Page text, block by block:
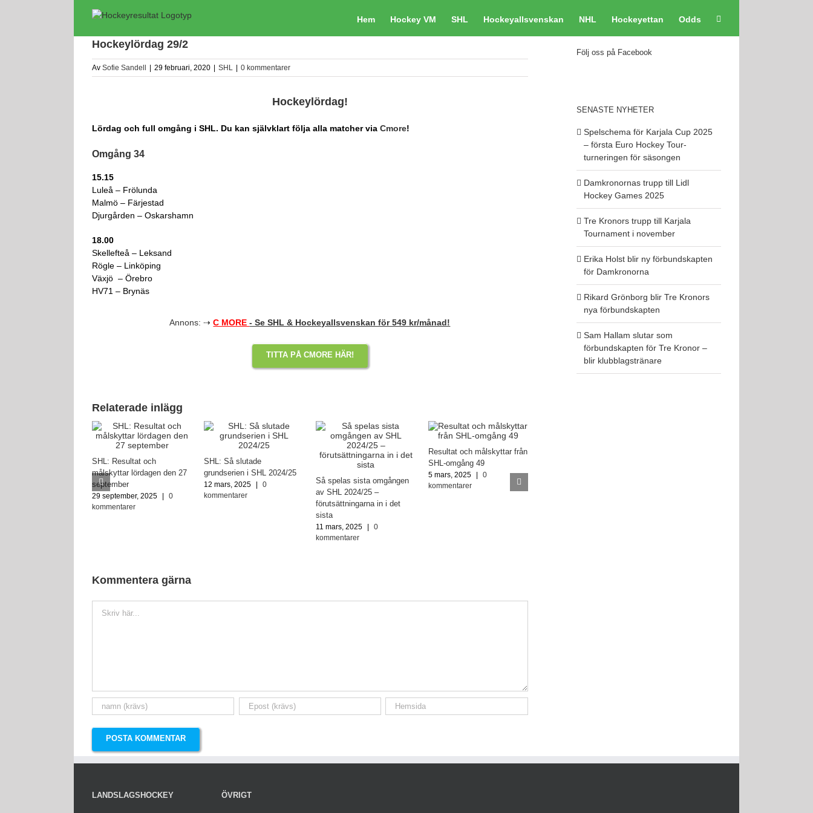
Hem Hockey VM SHL Hockeyallsvenskan NHL Hockeyettan Odds
Hockeylördag 29/2
Av Sofie Sandell 29 februari, 2020 SHL 0 kommentarer
Hockeylördag!
Lördag och full omgång i SHL. Du kan självklart följa alla matcher via Cmore!
Omgång 34
15.15
Luleå – Frölunda
Malmö – Färjestad
Djurgården – Oskarshamn
18.00
Skellefteå – Leksand
Rögle – Linköping
Växjö – Örebro
HV71 – Brynäs
Annons: ⇢C MORE- Se SHL & Hockeyallsvenskan för 549 kr/månad!
TITTA PÅ CMORE HÄR!
Relaterade inlägg
SHL: Resultat och
målskyttar lördagen den 27
september
29 september, 2025
0
kommentarer
SHL: Så slutade
grundserien i SHL 2024/25
12 mars, 2025
0
kommentarer
Så spelas sista omgången
av SHL 2024/25 –
förutsättningarna in i det
sista
11 mars, 2025
0
kommentarer
Resultat och målskyttar från
SHL-omgång 49
5 mars, 2025
0
kommentarer
Kommentera gärna
Följ oss på Facebook
SENASTE NYHETER
Spelschema för Karjala Cup 2025
– första Euro Hockey Tour-
turneringen för säsongen
Damkronornas trupp till Lidl
Hockey Games 2025
Tre Kronors trupp till Karjala
Tournament i november
Erika Holst blir ny förbundskapten
för Damkronorna
Rikard Grönborg blir Tre Kronors
nya förbundskapten
Sam Hallam slutar som
förbundskapten för Tre Kronor –
blir klubblagstränare
LANDSLAGSHOCKEY ÖVRIGT